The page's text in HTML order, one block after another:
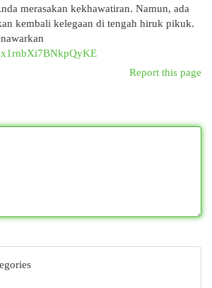
merasakan kekhawatiran. Namun, ada
kembali kelegaan di tengah hiruk pikuk.
Report this page